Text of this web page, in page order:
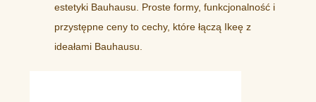
estetyki Bauhausu. Proste formy, funkcjonalność i
przystępne ceny to cechy, które łączą Ikeę z
ideałami Bauhausu.